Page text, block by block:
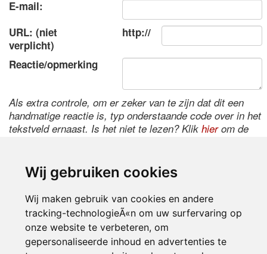
Wij gebruiken cookies
Wij maken gebruik van cookies en andere
tracking-technologieÃ«n om uw surfervaring op
onze website te verbeteren, om
gepersonaliseerde inhoud en advertenties te
E-mail:
URL: (niet
verplicht)
http://
Reactie/opmerking
Als extra controle, om er zeker van te zijn dat dit een
handmatige reactie is, typ onderstaande code over in het
tekstveld ernaast. Is het niet te lezen? Klik hierom de